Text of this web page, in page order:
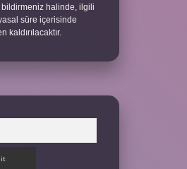
halinde, ilgili
süre içerisinde
kaldırılacaktır.